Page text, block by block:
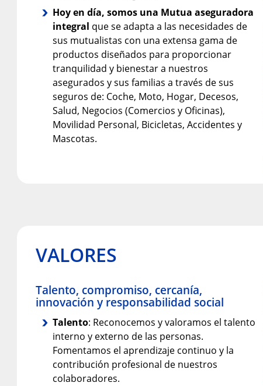
Hoy en día, somos una Mutua aseguradora
integral que se adapta a las necesidades de
sus mutualistas con una extensa gama de
productos diseñados para proporcionar
tranquilidad y bienestar a nuestros
asegurados y sus familias a través de sus
seguros de: Coche, Moto, Hogar, Decesos,
Salud, Negocios (Comercios y Oficinas),
Movilidad Personal, Bicicletas, Accidentes y
Mascotas.
VALORES
Talento, compromiso, cercanía,
innovación y responsabilidad social
Talento: Reconocemos y valoramos el talento
interno y externo de las personas.
Fomentamos el aprendizaje continuo y la
contribución profesional de nuestros
colaboradores.